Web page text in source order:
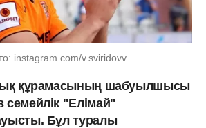
instagram.com/v.sviridovv
құрамасының шабуылшысы
"Елімай"
Бұл туралы